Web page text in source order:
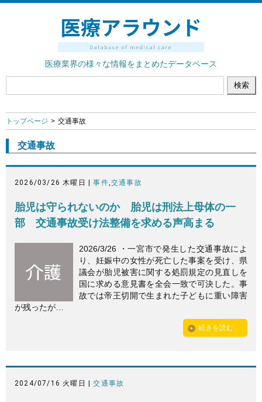
医療業界の様々な情報をまとめたデータベース
トップページ 交通事故
交通事故
2026/03/26 木曜日 |事件 ,交通事故
胎児は守られないのか 胎児は刑法上母体の一
部 交通事故受け法整備を求める声高まる
2026/3/26 ・一宮市で発生した交通事故によ
り、妊娠中の女性が死亡した事案を受け、県
議会が胎児被害に関する処罰規定の見直しを
国に求める意見書を全会一致で可決した。事
故では帝王切開で生まれた子どもに重い障害
が残ったが…
続きを読む
2024/07/16 火曜日 |交通事故